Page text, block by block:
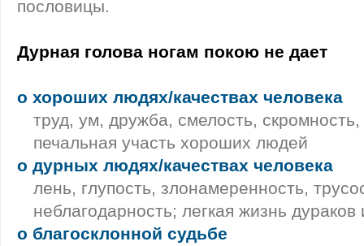
пословицы.
Дурная голова ногам покою не дает
о хороших людях/качествах человека
труд, ум, дружба, смелость,
печальная участь хороших людей
о дурных людях/качествах человека
лень, глупость, злонамеренность,
неблагодарность; легкая жизнь дураков
о благосклонной судьбе